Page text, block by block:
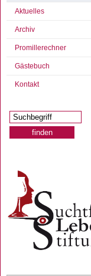
Aktuelles
Archiv
Promillerechner
Gästebuch
Kontakt